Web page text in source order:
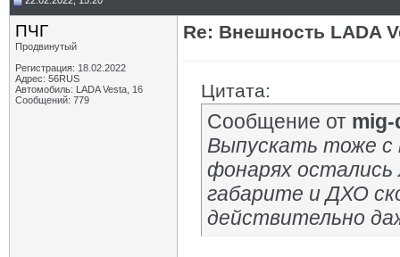
ПЧГ
Продвинутый
Регистрация: 18.02.2022
Адрес: 56RUS
Автомобиль: LADA Vesta, 16
Сообщений: 779
Re: Внешность LADA
Цитата:
Сообщение от
Выпускать тоже с
фонарях
габарите и ДХО
действительно